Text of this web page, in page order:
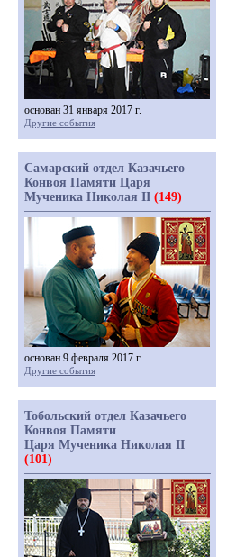
основан 31 января 2017 г.
Другие события
Самарский отдел Казачьего
Конвоя Памяти Царя
Мученика Николая II (149)
основан 9 февраля 2017 г.
Другие события
Тобольский отдел Казачьего
Конвоя Памяти
Царя Мученика Николая II
(101)